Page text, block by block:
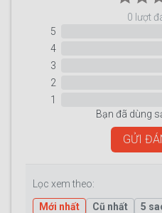
0 lượt
5
4
3
2
1
Bạn đã dùng
GỬI
Lọc xem theo:
Mới nhất
Cũ nhất 5